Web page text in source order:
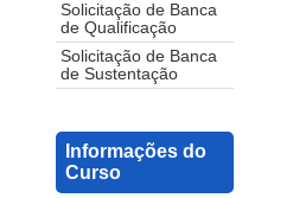
Solicitação de Banca
de Qualificação
Solicitação de Banca
de Sustentação
Informações do
Curso